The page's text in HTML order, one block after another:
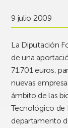
9 julio 2009
La Diputación
de una
71.701 euros,
nuevas
ámbito de las
Tecnológico de
departamento